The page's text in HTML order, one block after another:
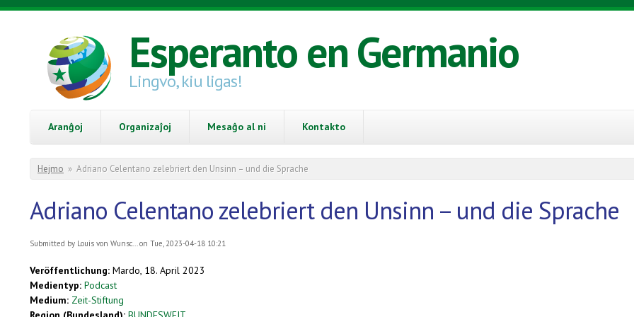
Skip to main content
Esperanto en Germanio
Lingvo, kiu ligas!
Aranĝoj Organizaĵoj Mesaĝo al ni Kontakto
You are here
Hejmo » Adriano Celentano zelebriert den Unsinn – und die Sprache
Adriano Celentano zelebriert den Unsinn – und die Sprache
Submitted by Louis von Wunsc...on Tue, 2023-04-18 10:21
Veröffentlichung: Mardo, 18. April 2023
Medientyp: Podcast
Medium: Zeit-Stiftung